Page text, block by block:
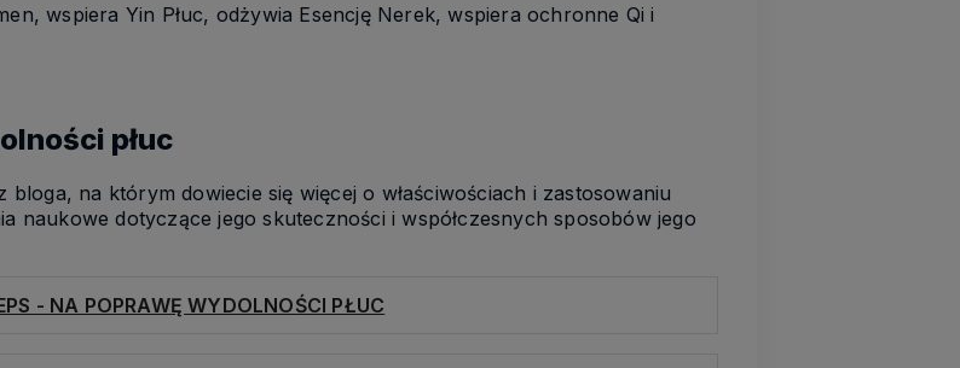
wspiera Yin Płuc, odżywia Esencję Nerek, wspiera ochronne Qi i
płuc
na którym dowiecie się więcej o właściwościach i zastosowaniu
naukowe dotyczące jego skuteczności i współczesnych sposobów jego
- NA POPRAWĘ WYDOLNOŚCI PŁUC
Rabat 7 %